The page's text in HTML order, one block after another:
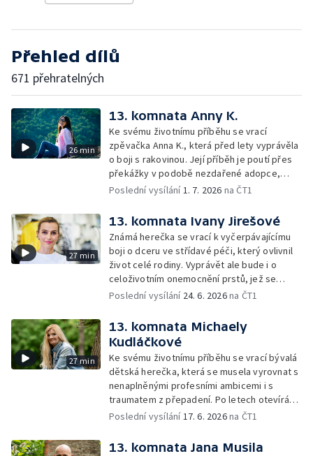
Přehled dílů
671 přehratelných
26 min
13. komnata Anny K.
Ke svému životnímu příběhu se vrací
zpěvačka Anna K., která před lety vyprávěla
o boji s rakovinou. Její příběh je poutí přes
překážky v podobě nezdařené adopce,
druhé zhoubné nemoci, odchodu životního
vyrovnání.
Poslední vysílání1. 7. 2026 na ČT1
27 min
13. komnata Ivany Jirešové
Známá herečka se vrací k vyčerpávajícímu
boji o dceru ve střídavé péči, který ovlivnil
život celé rodiny. Vyprávět ale bude i o
celoživotním onemocnění prstů, jež se
vlivem dlouhodobého stresu a soudních
Poslední vysílání 24. 6. 2026na ČT1
27 min
13. komnata Michaely
Kudláčkové
Ke svému životnímu příběhu se vrací bývalá
dětská herečka, která se musela vyrovnat s
nenaplněnými profesními ambicemi i s
traumatem z přepadení. Po letech otevírá
téma osobní bezpečnosti, viny a cesty k
Poslední vysílání17. 6. 2026na ČT1
13. komnata Jana Musila